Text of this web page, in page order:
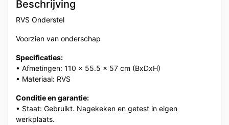
Beschrijving
RVS Onderstel
Voorzien van onderschap
Specificaties:
• Afmetingen: 110 x 55.5 x 57 cm (BxDxH)
• Materiaal: RVS
Conditie en garantie:
• Staat: Gebruikt. Nagekeken en getest in eigen
werkplaats.